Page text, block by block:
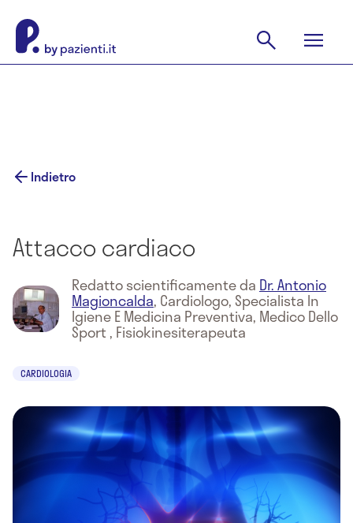
Indietro
Attacco cardiaco
Redatto scientificamente da Dr. Antonio
Magioncalda, Cardiologo, Specialista In
Igiene E Medicina Preventiva, Medico Dello
Sport , Fisiokinesiterapeuta
CARDIOLOGIA